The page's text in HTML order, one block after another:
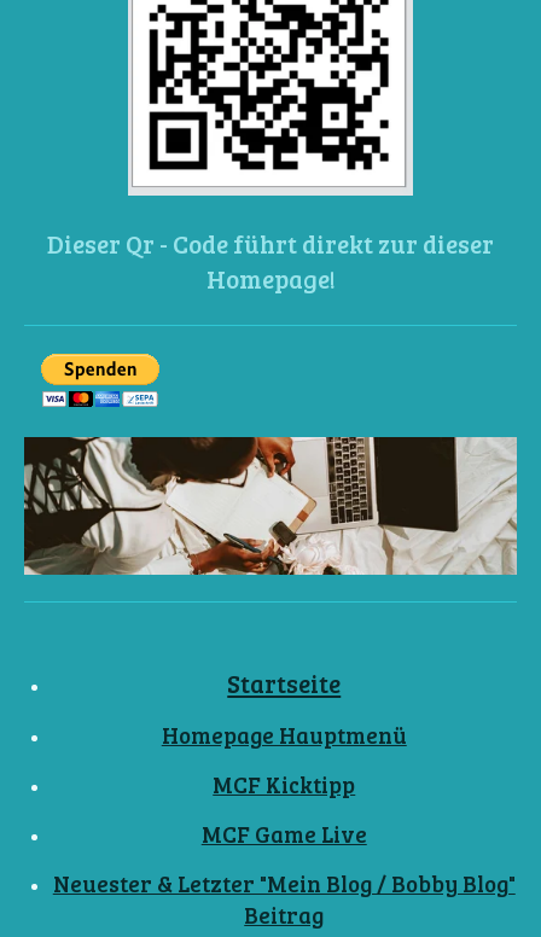
Dieser Qr - Code führt direkt zur dieser
Homepage!
Startseite
Homepage Hauptmenü
MCF Kicktipp
MCF Game Live
Neuester & Letzter "Mein Blog / Bobby Blog"
Beitrag